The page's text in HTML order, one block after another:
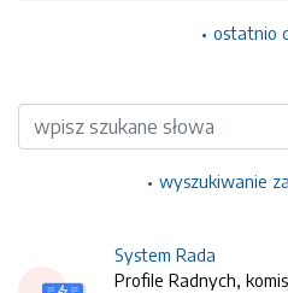
ostatnio
Wyszukiwarka
wyszukiwanie
System Rada
Profile Radnych,